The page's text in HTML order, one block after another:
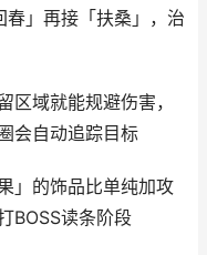
」再接「扶桑」，治
区域就能规避伤害，
会自动追踪目标
」的饰品比单纯加攻
BOSS读条阶段